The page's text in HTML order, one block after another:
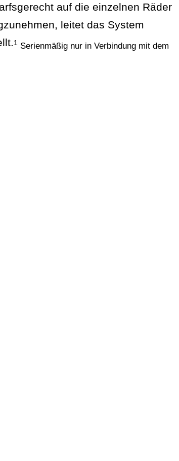
auf die einzelnen Räder
leitet das System
1 Serienmäßig nur in Verbindung mit dem